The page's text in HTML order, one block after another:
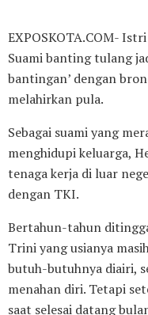
EXPOSKOTA.COM-
Suami banting tulang
bantingan’ dengan
melahirkan pula.
Sebagai suami yang
menghidupi keluarga,
tenaga kerja di luar
dengan TKI.
Bertahun-tahun
Trini yang usianya
butuh-butuhnya diairi,
menahan diri. Tetapi
saat selesai datang